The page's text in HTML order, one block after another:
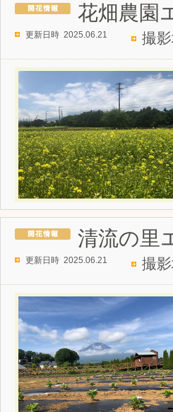
花畑農園
更新日時 2025.06.21 撮
清流の里
更新日時 2025.06.21 撮